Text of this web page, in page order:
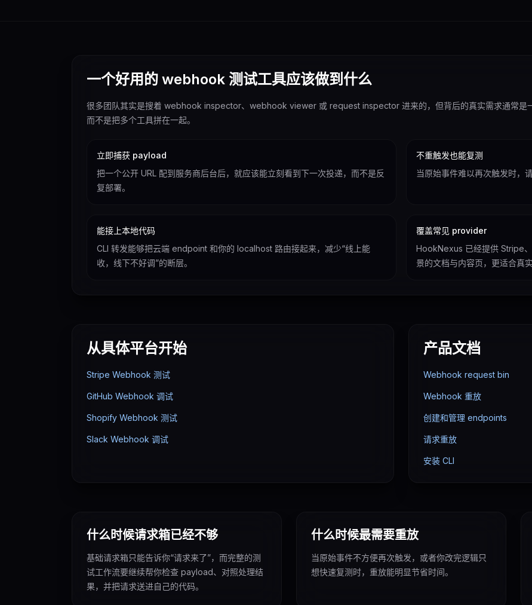
一个好用的 webhook 测试工具应该做到什么
很多团队其实是搜着 webhook inspector、webhook viewer 或 request inspector 进来的，但背后的真实需求通常是
而不是把多个工具拼在一起。
立即捕获 payload
把一个公开 URL 配到服务商后台后，就应该能立刻看到下一次投递，而不是反
复部署。
不重触发也能复测
当原始事件难以再次触发时，
能接上本地代码
CLI 转发能够把云端 endpoint 和你的 localhost 路由接起来，减少“线上能
收，线下不好调”的断层。
覆盖常见 provider
HookNexus 已经提供 Stripe
景的文档与内容页，更适合真
从具体平台开始
Stripe Webhook 测试
GitHub Webhook 调试
Shopify Webhook 测试
Slack Webhook 调试
产品文档
Webhook request bin
Webhook 重放
创建和管理 endpoints
请求重放
安装 CLI
什么时候请求箱已经不够
基础请求箱只能告诉你“请求来了”，而完整的测
试工作流要继续帮你检查 payload、对照处理结
果，并把请求送进自己的代码。
什么时候最需要重放
当原始事件不方便再次触发，或者你改完逻辑只
想快速复测时，重放能明显节省时间。